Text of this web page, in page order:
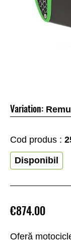
Oferă
€874.00
Variation:
Cod produs :
Disponibil